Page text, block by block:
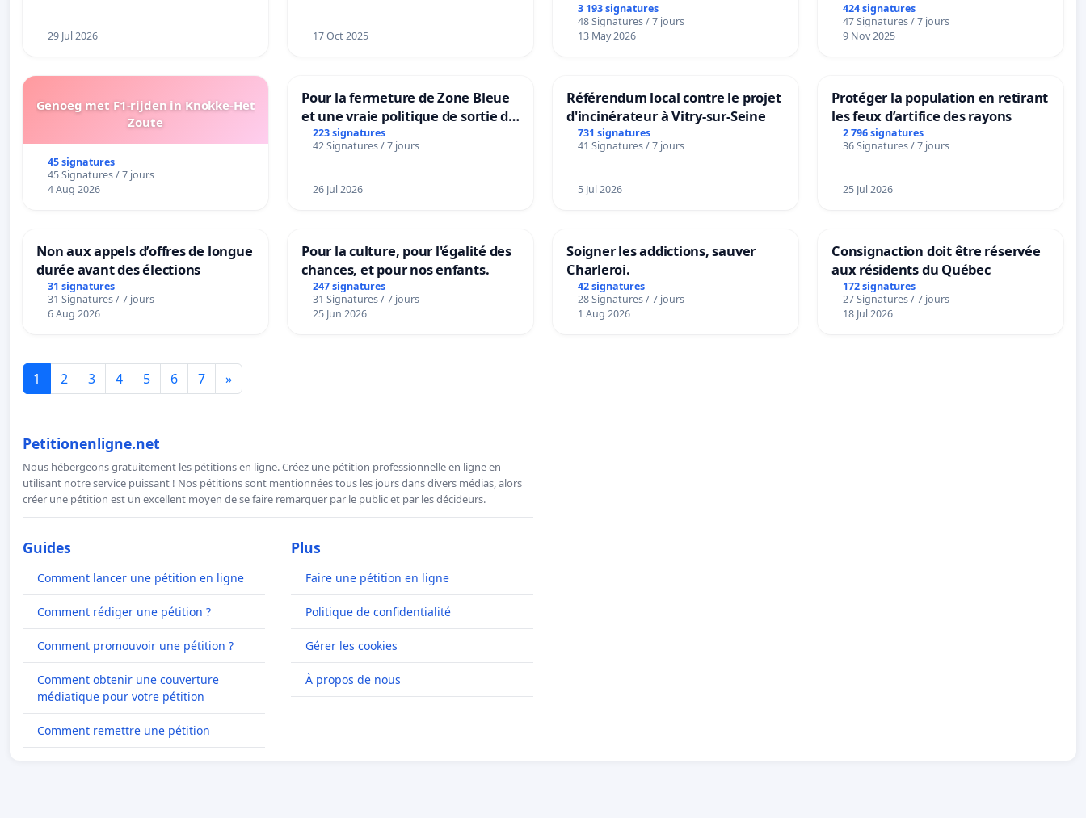
29 Jul 2026 17 Oct 2025
3 193 signatures
48 Signatures / 7 jours
13 May 2026
424 signatures
47 Signatures / 7 jours
9 Nov 2025
Genoeg met F1-rijden in Knokke-Het
Zoute
45 signatures
45 Signatures / 7 jours
4 Aug 2026
Pour la fermeture de Zone Bleue
et une vraie politique de sortie de
la dépendance
223 signatures
42 Signatures / 7 jours
26 Jul 2026
Référendum local contre le projet
d'incinérateur à Vitry-sur-Seine
731 signatures
41 Signatures / 7 jours
5 Jul 2026
Protéger la population en retirant
les feux d’artifice des rayons
2 796 signatures
36 Signatures / 7 jours
25 Jul 2026
Non aux appels d’offres de longue
durée avant des élections
31 signatures
31 Signatures / 7 jours
6 Aug 2026
Pour la culture, pour l'égalité des
chances, et pour nos enfants.
247 signatures
31 Signatures / 7 jours
25 Jun 2026
Soigner les addictions, sauver
Charleroi.
42 signatures
28 Signatures / 7 jours
1 Aug 2026
Consignaction doit être réservée
aux résidents du Québec
172 signatures
27 Signatures / 7 jours
18 Jul 2026
1 2 3 4 5 6 7 »
Petitionenligne.net
Nous hébergeons gratuitement les pétitions en ligne. Créez une pétition professionnelle en ligne en
utilisant notre service puissant ! Nos pétitions sont mentionnées tous les jours dans divers médias, alors
créer une pétition est un excellent moyen de se faire remarquer par le public et par les décideurs.
Guides
Comment lancer une pétition en ligne
Comment rédiger une pétition ?
Comment promouvoir une pétition ?
Comment obtenir une couverture
médiatique pour votre pétition
Comment remettre une pétition
Plus
Faire une pétition en ligne
Politique de confidentialité
Gérer les cookies
À propos de nous